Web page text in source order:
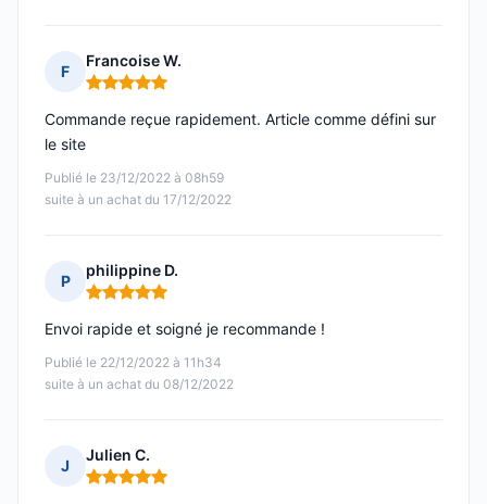
F
Francoise W.
Note : 5 sur 5
Publié le 23/12/2022 à 08h59
suite à un achat du 17/12/2022
Commande reçue rapidement. Article comme défini sur
le site
P
philippine D.
Note : 5 sur 5
Publié le 22/12/2022 à 11h34
suite à un achat du 08/12/2022
Envoi rapide et soigné je recommande !
J
Julien C.
Note : 5 sur 5